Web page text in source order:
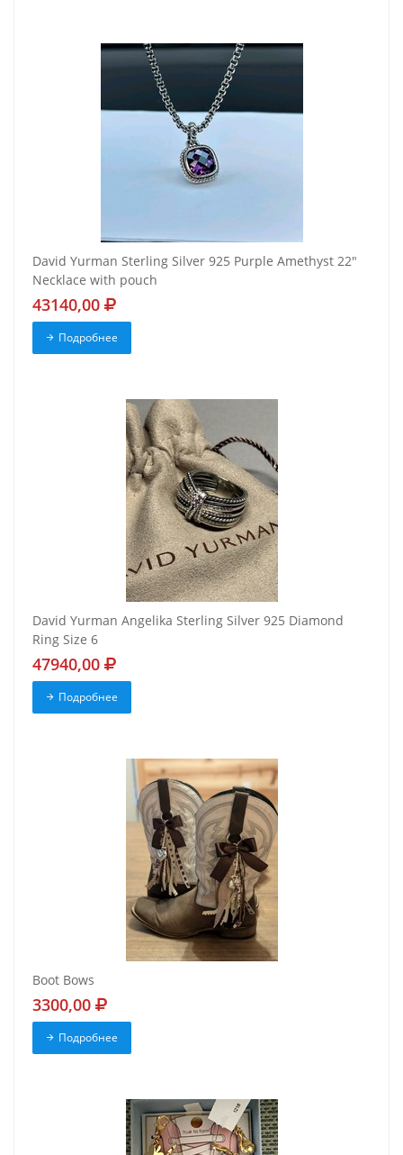
David Yurman Sterling Silver 925 Purple Amethyst 22"
Necklace with pouch
43140,00
Подробнее
David Yurman Angelika Sterling Silver 925 Diamond
Ring Size 6
47940,00
Подробнее
Boot Bows
3300,00
Подробнее